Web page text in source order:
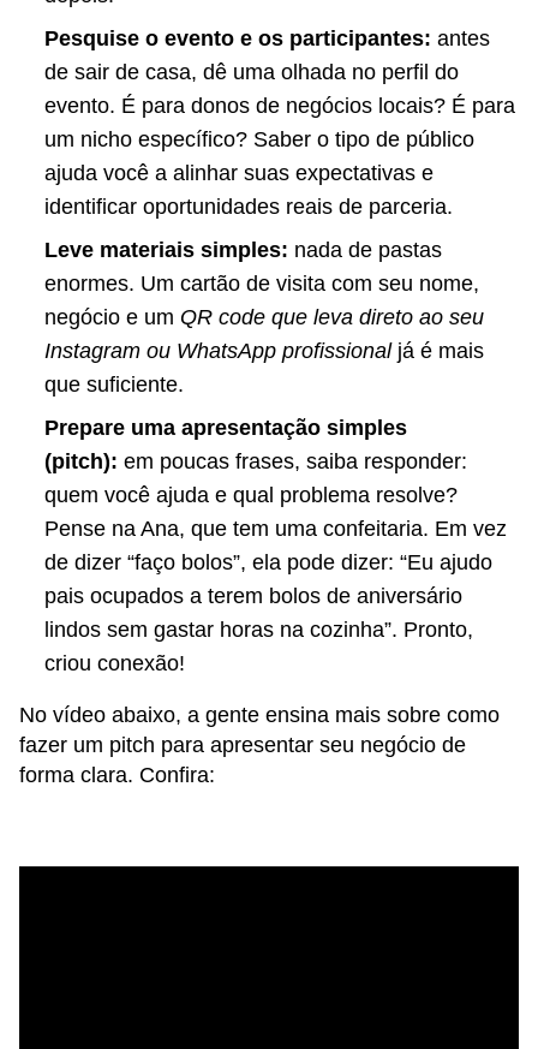
Pesquise o evento e os participantes: antes
de sair de casa, dê uma olhada no perfil do
evento. É para donos de negócios locais? É para
um nicho específico? Saber o tipo de público
ajuda você a alinhar suas expectativas e
identificar oportunidades reais de parceria.
Leve materiais simples: nada de pastas
enormes. Um cartão de visita com seu nome,
negócio e um QR code que leva direto ao seu
Instagram ou WhatsApp profissional já é mais
que suficiente.
Prepare uma apresentação simples
(pitch): em poucas frases, saiba responder:
quem você ajuda e qual problema resolve?
Pense na Ana, que tem uma confeitaria. Em vez
de dizer “faço bolos”, ela pode dizer: “Eu ajudo
pais ocupados a terem bolos de aniversário
lindos sem gastar horas na cozinha”. Pronto,
criou conexão!
No vídeo abaixo, a gente ensina mais sobre como
fazer um pitch para apresentar seu negócio de
forma clara. Confira: